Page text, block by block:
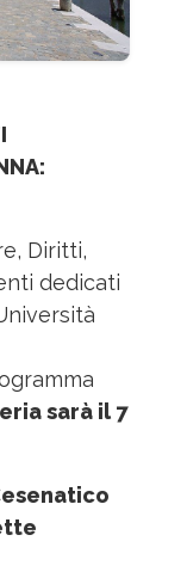
Diritti,
dedicati
sarà il 7